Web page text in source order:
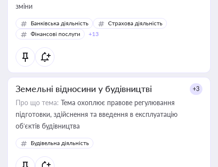
зміни
Банківська діяльність
Страхова діяльність
Фінансові послуги
+13
Земельні відносини у будівництві +3
Про що тема: Тема охоплює правове регулювання
підготовки, здійснення та введення в експлуатацію
об’єктів будівництва
Будівельна діяльність